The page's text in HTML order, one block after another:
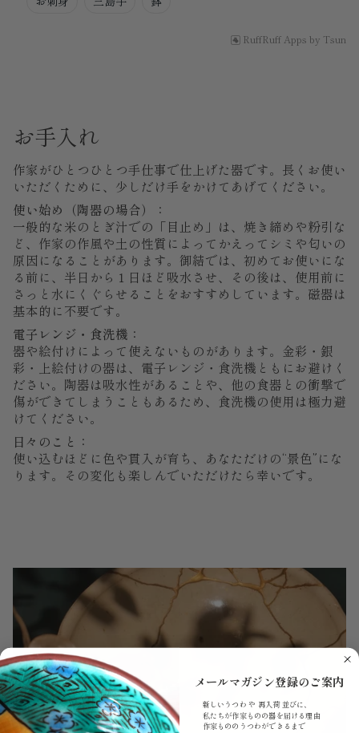
RuffRuff Apps by Tsun
お手入れ
作家がひとつひとつ手仕事で仕上げた器です。長くお使い
いただくために、少しだけ手をかけてあげてください。
使い始め（陶器の場合）：
一般的な米のとぎ汁での「目止め」は、焼き締めや粉引な
ど、作家の作風や土の性質によってかえってシミや匂いの
原因になることがあります。御結では、初めてお使いにな
る前に、半日から１日ほど吸水させ、その後は、使用前に
さっと水にくぐらせることをおすすめしています。磁器は
基本的に不要です。
電子レンジ・食洗機：
器や絵付けによって使えないものがあります。金彩・銀
彩・上絵付けの器は、電子レンジ・食洗機ともにお避けく
ださい。陶器は吸水性があることや、他の食器との衝撃で
傷ができてしまうこともあるため、食洗機の使用は極力避
けてください。
日々のこと：
使い込むほどに色や貫入が育ち、あなただけの“景色”にな
ります。その変化も楽しんでいただけたら幸いです。
メールマガジン登録のご案内
新しいうつわ や 再入荷 並びに、
私たちが作家ものの器を届ける理由
作家もののうつわができるまで